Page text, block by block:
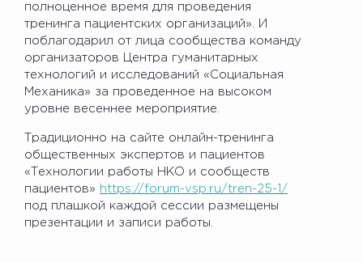
полноценное время для проведения
тренинга пациентских организаций». И
поблагодарил от лица сообщества команду
организаторов Центра гуманитарных
технологий и исследований «Социальная
Механика» за проведенное на высоком
уровне весеннее мероприятие.
Традиционно на сайте онлайн-тренинга
общественных экспертов и пациентов
«Технологии работы НКО и сообществ
пациентов»
https://forum-vsp.ru/tren-25-1/
под плашкой каждой сессии размещены
презентации и записи работы.